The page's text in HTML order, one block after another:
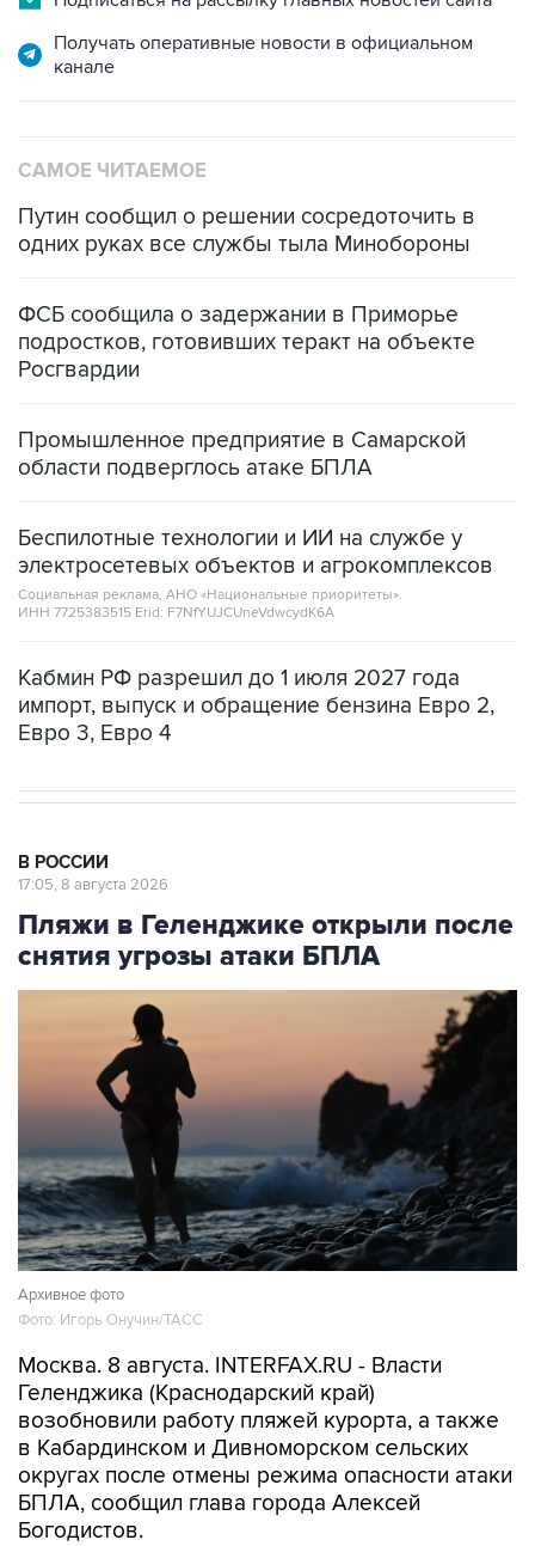
Получать оперативные новости в официальном
канале
САМОЕ ЧИТАЕМОЕ
Путин сообщил о решении сосредоточить в
одних руках все службы тыла Минобороны
ФСБ сообщила о задержании в Приморье
подростков, готовивших теракт на объекте
Росгвардии
Промышленное предприятие в Самарской
области подверглось атаке БПЛА
Беспилотные технологии и ИИ на службе у
электросетевых объектов и агрокомплексов
Социальная реклама, АНО «Национальные приоритеты».
ИНН 7725383515 Erid: F7NfYUJCUneVdwcydK6A
Кабмин РФ разрешил до 1 июля 2027 года
импорт, выпуск и обращение бензина Евро 2,
Евро 3, Евро 4
В РОССИИ
17:05, 8 августа 2026
Пляжи в Геленджике открыли после
снятия угрозы атаки БПЛА
Архивное фото
Фото: Игорь Онучин/ТАСС
Москва. 8 августа. INTERFAX.RU - Власти
Геленджика (Краснодарский край)
возобновили работу пляжей курорта, а также
в Кабардинском и Дивноморском сельских
округах после отмены режима опасности атаки
БПЛА, сообщил глава города Алексей
Богодистов.